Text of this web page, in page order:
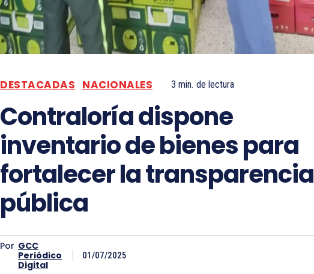
DESTACADAS NACIONALES 3 min. de lectura
Contraloría dispone
inventario de bienes para
fortalecer la transparencia
pública
Por GCC
Periódico
Digital
01/07/2025